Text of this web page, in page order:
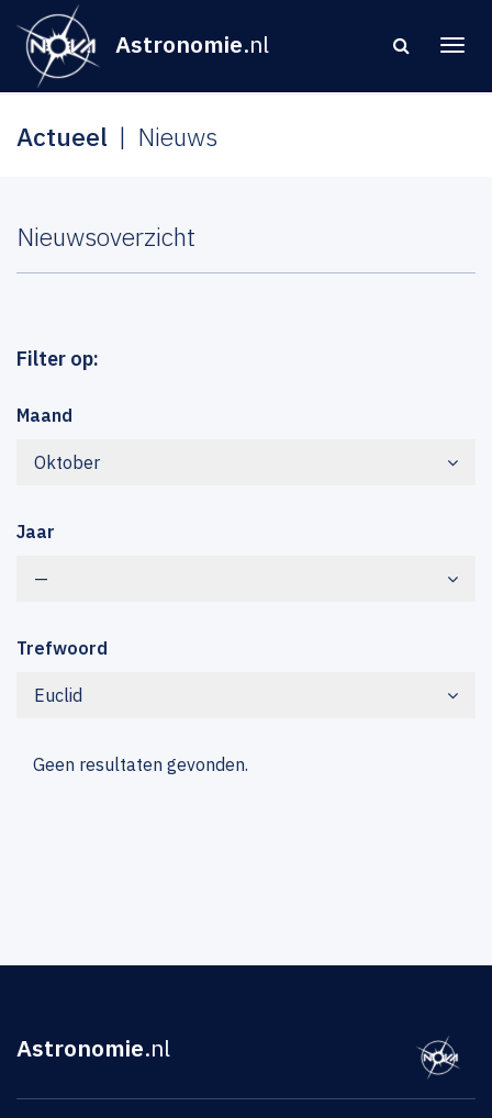
Astronomie.nl
Actueel Nieuws
Nieuwsoverzicht
Filter op:
Maand
Oktober
Jaar
—
Trefwoord
Euclid
Geen resultaten gevonden.
Astronomie.nl